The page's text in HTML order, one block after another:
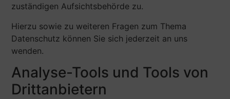
zuständigen Aufsichtsbehörde zu.
Hierzu sowie zu weiteren Fragen zum Thema
Datenschutz können Sie sich jederzeit an uns
wenden.
Analyse-Tools und Tools von
Dritt­anbietern